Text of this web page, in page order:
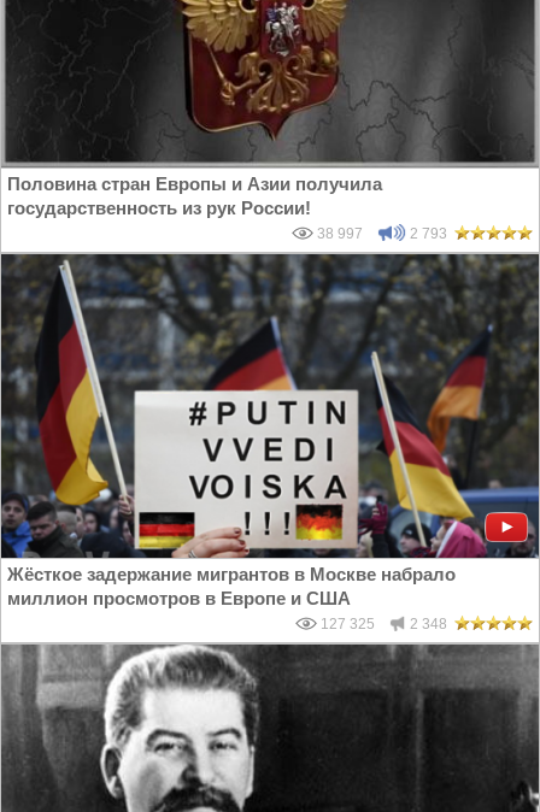
Половина стран Европы и Азии получила
государственность из рук России!
38 997 2 793
Жёсткое задержание мигрантов в Москве набрало
миллион просмотров в Европе и США
127 325 2 348